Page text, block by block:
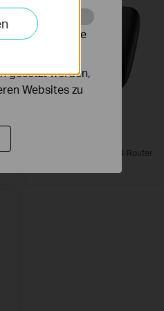
Mobiler 4G/LTE-WLAN-Router
um die
gesetzt werden,
Websites zu